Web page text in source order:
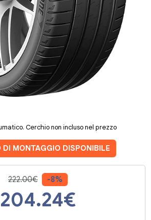
Cerchio non incluso nel prezzo
DI MONTAGGIO DISPONIBILE
222.00€ -8%
204.24€